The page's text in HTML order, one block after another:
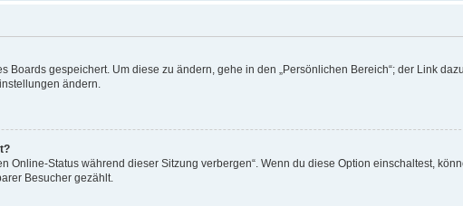
gespeichert. Um diese zu ändern, gehe in den „Persönlichen Bereich“; der Link
ändern.
Status während dieser Sitzung verbergen“. Wenn du diese Option einschaltest,
Besucher gezählt.